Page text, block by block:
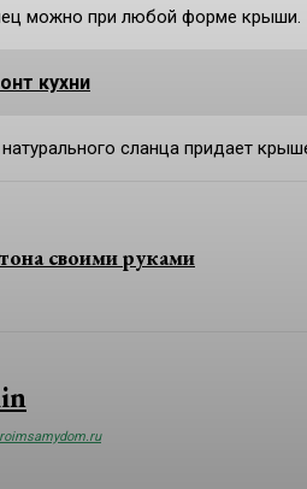
можно при любой форме крыши.
кухни
сланца придает
своими руками